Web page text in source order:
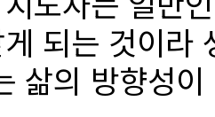
되는 것이라
삶의 방향성